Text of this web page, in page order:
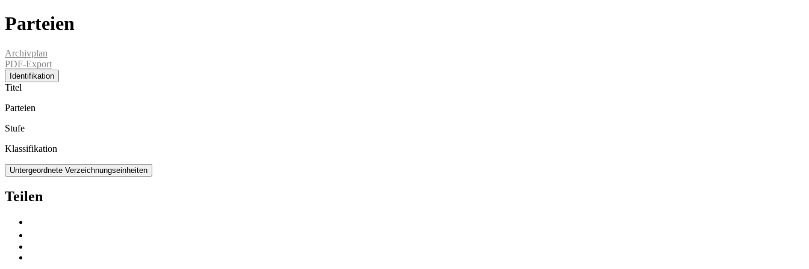
Parteien
Archivplan
PDF-Export
Identifikation
Titel
Parteien
Stufe
Klassifikation
Untergeordnete Verzeichnungseinheiten
Teilen